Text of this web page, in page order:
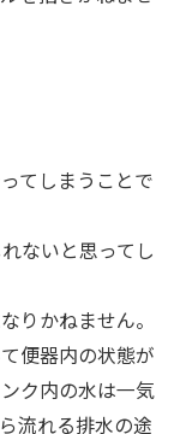
てしまうことで
ないと思ってし
りかねません。
便器内の状態が
ク内の水は一気
流れる排水の途